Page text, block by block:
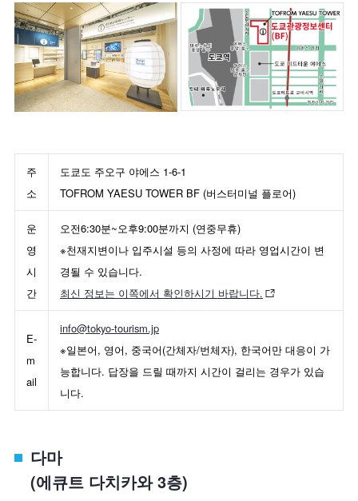
주
소
도쿄도 주오구 야에스 1-6-1
TOFROM YAESU TOWER BF (버스터미널 플로어)
운
영
시
간
오전6:30분~오후9:00분까지 (연중무휴)
※천재지변이나 입주시설 등의 사정에 따라 영업시간이 변
경될 수 있습니다.
최신 정보는 이쪽에서 확인하시기 바랍니다.
E-
m
ail
info@tokyo-tourism.jp
※일본어, 영어, 중국어(간체자/번체자), 한국어만 대응이 가
능합니다. 답장을 드릴 때까지 시간이 걸리는 경우가 있습
니다.
다마
(에큐트 다치카와 3층)